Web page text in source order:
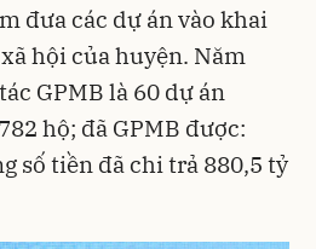
đưa các dự án vào khai
hội của huyện. Năm
GPMB là 60 dự án
hộ; đã GPMB được:
số tiền đã chi trả 880,5 tỷ